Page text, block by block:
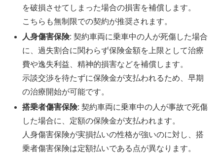
を破損させてしまった場合の損害を補償します。
こちらも無制限での契約が推奨されます。
人身傷害保険: 契約車両に乗車中の人が死傷した場合
に、過失割合に関わらず保険金額を上限として治療
費や逸失利益、精神的損害などを補償します。
示談交渉を待たずに保険金が支払われるため、早期
の治療開始が可能です。
搭乗者傷害保険: 契約車両に乗車中の人が事故で死傷
した場合に、定額の保険金が支払われます。
人身傷害保険が実損払いの性格が強いのに対し、搭
乗者傷害保険は定額払いである点が異なります。